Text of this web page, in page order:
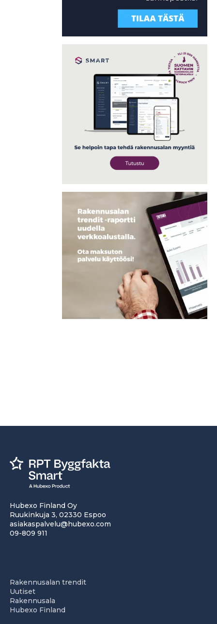
Hubexo Finland Oy
Ruukinkuja 3, 02330 Espoo
asiakaspalvelu@hubexo.com
09-809 911
Rakennusalan trendit
Uutiset
Rakennusala
Hubexo Finland